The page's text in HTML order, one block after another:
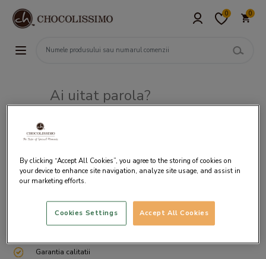
0 0
Ai uitat parola?
Livrare gratuita incepand cu 200 lei
Garantia calitatii
By clicking “Accept All Cookies”, you agree to the storing of cookies on
your device to enhance site navigation, analyze site usage, and assist in
our marketing efforts.
Accept All Cookies
Cookies Settings